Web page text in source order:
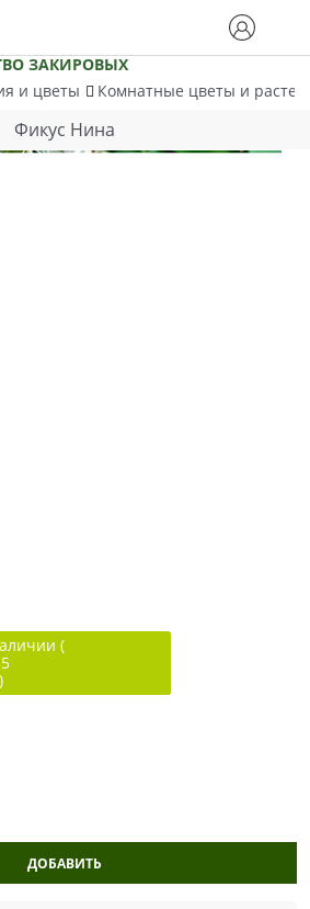
ЗАКИРОВЫХ
и цветы Комнатные цветы и
Фикус Нина
(
)
ДОБАВИТЬ